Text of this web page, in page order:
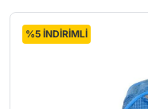
%5 İNDİRİMLİ